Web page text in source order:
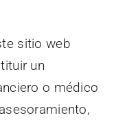
sitio web
un
o médico